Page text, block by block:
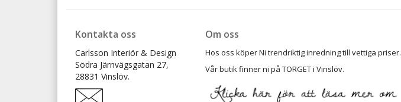
Kontakta oss
Carlsson Interiör & Design
Södra Järnvägsgatan 27,
28831 Vinslöv.
Om oss
Hos oss köper Ni trendriktig inredning till vettiga priser.
Vår butik finner ni på TORGET i Vinslöv.